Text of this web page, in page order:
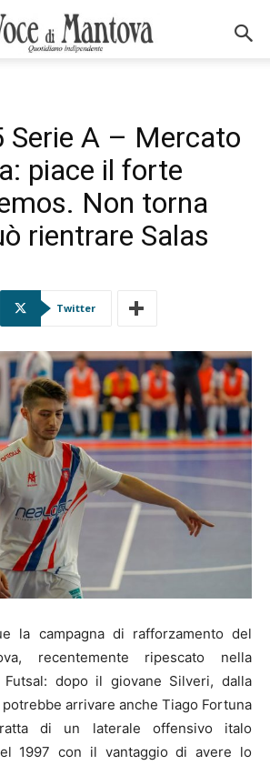
Serie A – Mercato
piace il forte
Non torna
rientrare Salas
Twitter
la campagna di rafforzamento del
recentemente ripescato nella
dopo il giovane Silveri, dalla
arrivare anche Tiago Fortuna
di un laterale offensivo italo
1997 con il vantaggio di avere lo